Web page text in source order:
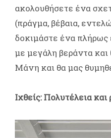
ακολουθήσετε ένα
(πράγμα, βέβαια,
δοκιμάστε ένα πλήρως
με μεγάλη βεράντα
Μάνη και θα μας
Ιχθείς: Πολυτέλεια